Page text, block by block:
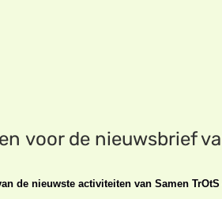
voor de nieuwsbrief
de nieuwste activiteiten van Samen